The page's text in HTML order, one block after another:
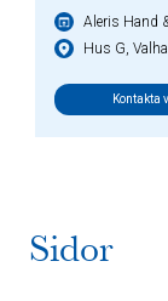
Aleris Hand
Hus G,
Kontakta
Sidor